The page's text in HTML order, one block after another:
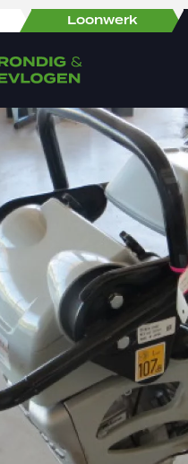
Loonwerk